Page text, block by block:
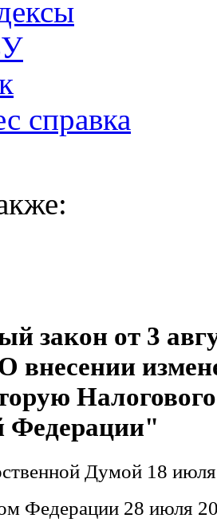
справка
закон от 3
внесении
Федерации"
Думой 18
Федерации 28 июля